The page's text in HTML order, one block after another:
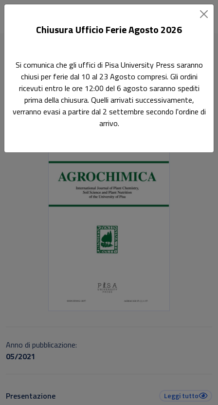
AGROCHIMICA 1 2021
Rivista Internazionale di Chimica vegetale, Scienza del
suolo e Nutrizione delle piante dell’Università di Pisa
Anno di pubblicazione:
05/2021
Presentazione Leggi tutto
Chiusura Ufficio Ferie Agosto 2026
Si comunica che gli uffici di Pisa University Press saranno
chiusi per ferie dal 10 al 23 Agosto compresi. Gli ordini
ricevuti entro le ore 12:00 del 6 agosto saranno spediti
prima della chiusura. Quelli arrivati successivamente,
verranno evasi a partire dal 2 settembre secondo l'ordine di
arrivo.